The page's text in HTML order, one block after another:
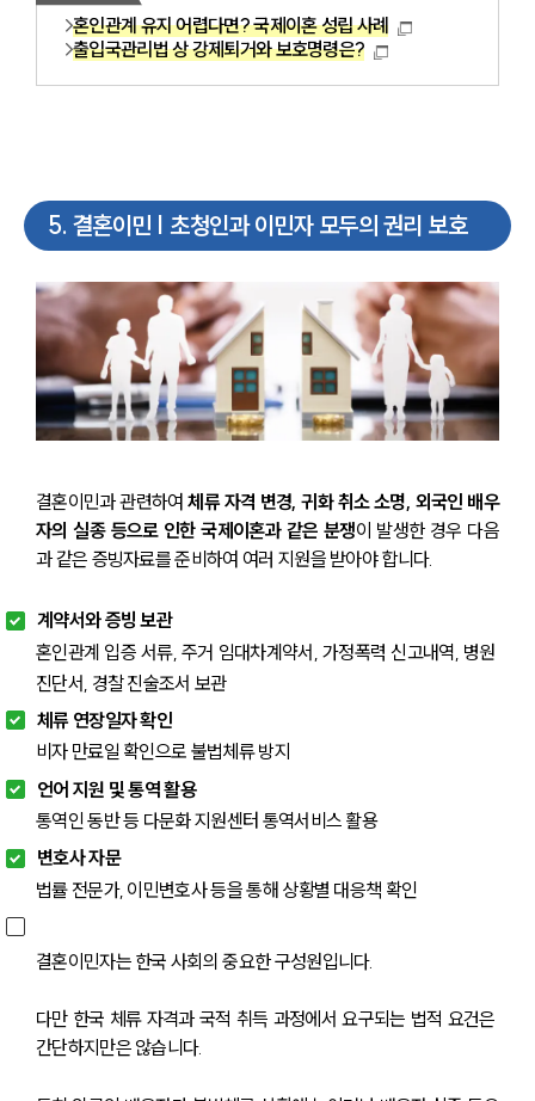
혼인관계 유지 어렵다면? 국제이혼 성립 사례
출입국관리법 상 강제퇴거와 보호명령은?
5. 결혼이민 | 초청인과 이민자 모두의 권리 보호
결혼이민과 관련하여 체류 자격 변경, 귀화 취소 소명, 외국인 배우
자의 실종 등으로 인한 국제이혼과 같은 분쟁이 발생한 경우 다음
과 같은 증빙자료를 준비하여 여러 지원을 받아야 합니다.
계약서와 증빙 보관
혼인관계 입증 서류, 주거 임대차계약서, 가정폭력 신고내역, 병원
진단서, 경찰 진술조서 보관
체류 연장일자 확인
비자 만료일 확인으로 불법체류 방지
언어 지원 및 통역 활용
통역인 동반 등 다문화 지원센터 통역서비스 활용
변호사 자문
법률 전문가, 이민변호사 등을 통해 상황별 대응책 확인
결혼이민자는 한국 사회의 중요한 구성원입니다.
다만 한국 체류 자격과 국적 취득 과정에서 요구되는 법적 요건은
간단하지만은 않습니다.